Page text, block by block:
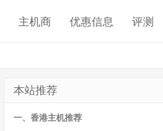
主机商 优惠信息 评测
本站推荐
一、香港主机推荐